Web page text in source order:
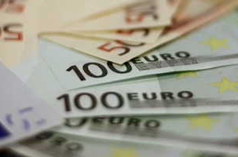
et conséquences du port
récupérer sa femme qui veut